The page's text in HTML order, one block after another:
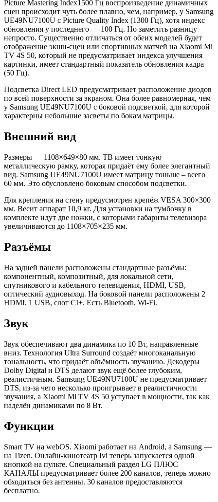
Picture Mastering Index1500 Гц воспроизведение динамичных
сцен происходит чуть более плавно, чем, например, у Samsung
UE49NU7100U с Picture Quality Index (1300 Гц), хотя индекс
обновления у последнего — 100 Гц. Но заметить разницу
непросто. Существенно отличаться от обеих моделей будет
отображение экшн-сцен или спортивных матчей на Xiaomi Mi
TV 4S 50, который не предусматривает индекса улучшения
картинки, имеет стандартный показатель обновления кадра
(50 Гц).
Подсветка Direct LED предусматривает расположение диодов
по всей поверхности за экраном. Она более равномерная, чем
у Samsung UE49NU7100U с боковой подсветкой, для которой
характерны небольшие засветы по бокам матрицы.
Внешний вид
Размеры — 1108×649×80 мм. ТВ имеет тонкую
металлическую рамку, которая придаёт ему более элегантный
вид. Samsung UE49NU7100U имеет матрицу тоньше – всего
60 мм. Это обусловлено боковым способом подсветки.
Для крепления на стену предусмотрен крепёж VESA 300×300
мм. Весит аппарат 10,9 кг. Для установки на тумбочку в
комплекте идут две ножки, с которыми габариты телевизора
увеличиваются до 1108×705×235 мм.
Разъёмы
На задней панели расположены стандартные разъёмы:
компонентный, композитный, для локальной сети,
спутникового и кабельного телевидения, HDMI, USB,
оптический аудиовыход. На боковой панели расположены 2
HDMI, 1 USB, слот CI+. Есть Bluetooth, Wi-Fi.
Звук
Звук обеспечивают два динамика по 10 Вт, направленные
вниз. Технология Ultra Surround создаёт многоканальную
тональность, что придаёт объёмность звучанию. Декодеры
Dolby Digital и DTS делают звук ещё более глубоким,
реалистичным. Samsung UE49NU7100U не предусматривает
DTS, из-за чего несколько проигрывает в реалистичности
звучания, а Xiaomi Mi TV 4S 50 уступает в мощности, так как
наделён динамиками по 8 Вт.
Функции
Smart TV на webOS. Xiaomi работает на Android, а Samsung —
на Tizen. Онлайн-кинотеатр Ivi теперь запускается одной
кнопкой на пульте. Специальный раздел LG ПЛЮС
КАНАЛЫ предусматривает более 200 каналов, теперь можно
обходиться без антенны. 30 каналов предоставляются
бесплатно.